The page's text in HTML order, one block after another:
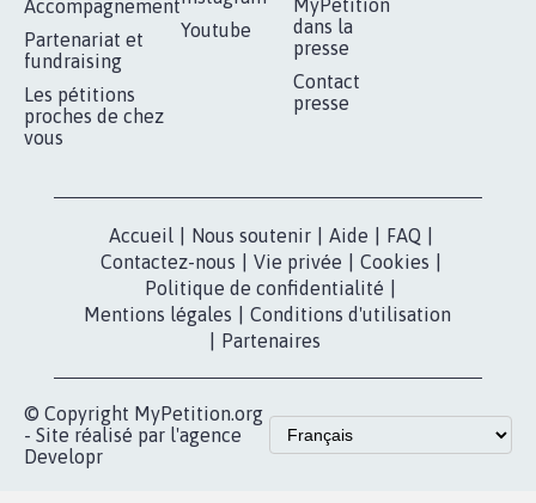
Accompagnement
Partenariat et
fundraising
Les pétitions
proches de chez
vous
Youtube
MyPetition
dans la
presse
Contact
presse
Accueil Nous soutenir Aide FAQ
Contactez-nous
Vie privée Cookies
Politique de confidentialité
Mentions légales
Conditions d'utilisation
Partenaires
© Copyright MyPetition.org
- Site réalisé par l'agence
Developr